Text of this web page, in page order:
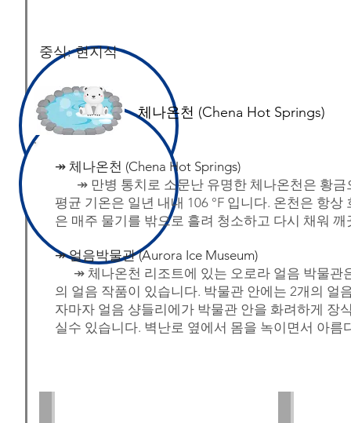
중식: 현지식
​체나온천 (Chena Hot Springs)
↠ 체나온천 (Chena Hot Springs)
↠ 만병 통치로 소문난 유명한 체나온천은 황
평균 기온은 일년 내내 106 °F 입니다. 온천은 항
은 매주 물기를 밖으로 흘려 청소하고 다시 채워
↠ 얼음박물관 (Aurora Ice Museum)
↠ 체나온천 리조트에 있는 오로라 얼음 박물관
의 얼음 작품이 있습니다. 박물관 안에는 2개의 얼
자마자 얼음 샹들리에가 박물관 안을 화려하게 장
실수 있습니다. 벽난로 옆에서 몸을 녹이면서 아